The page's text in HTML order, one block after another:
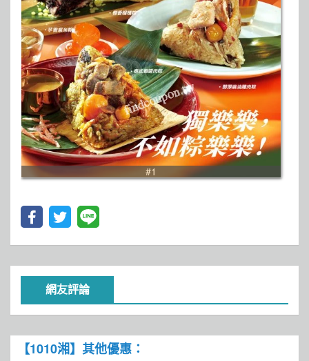
#1
網友評論
【1010湘】其他優惠：